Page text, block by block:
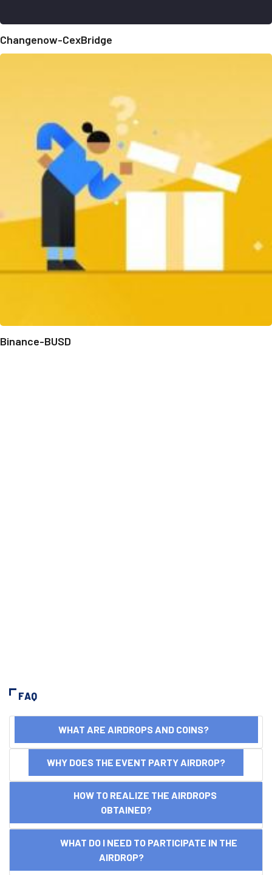
Changenow-CexBridge
Binance-BUSD
FAQ
WHAT ARE AIRDROPS AND COINS?
WHY DOES THE EVENT PARTY AIRDROP?
HOW TO REALIZE THE AIRDROPS
OBTAINED?
WHAT DO I NEED TO PARTICIPATE IN THE
AIRDROP?